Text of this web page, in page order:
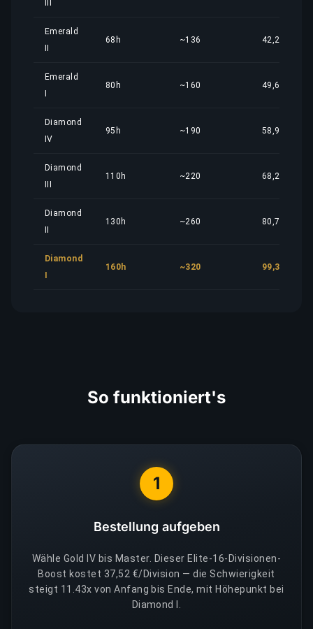
Emerald
68h ~136 42,21 €
Emerald
80h ~160 49,66 €
Diamond
IV
95h ~190 58,97 €
Diamond
110h ~220 68,28 €
Diamond
130h ~260 80,70 €
Diamond
160h ~320 99,32 €
So funktioniert's
1
Bestellung aufgeben
Wähle Gold IV bis Master. Dieser Elite-16-Divisionen-
Boost kostet 37,52 €/Division — die Schwierigkeit
steigt 11.43x von Anfang bis Ende, mit Höhepunkt bei
Diamond I.